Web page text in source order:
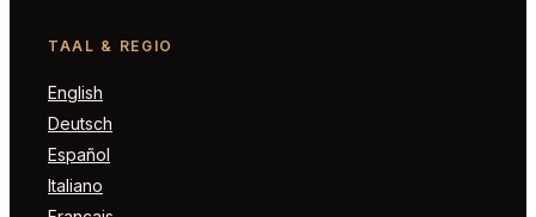
TAAL & REGIO
English
Deutsch
Español
Italiano